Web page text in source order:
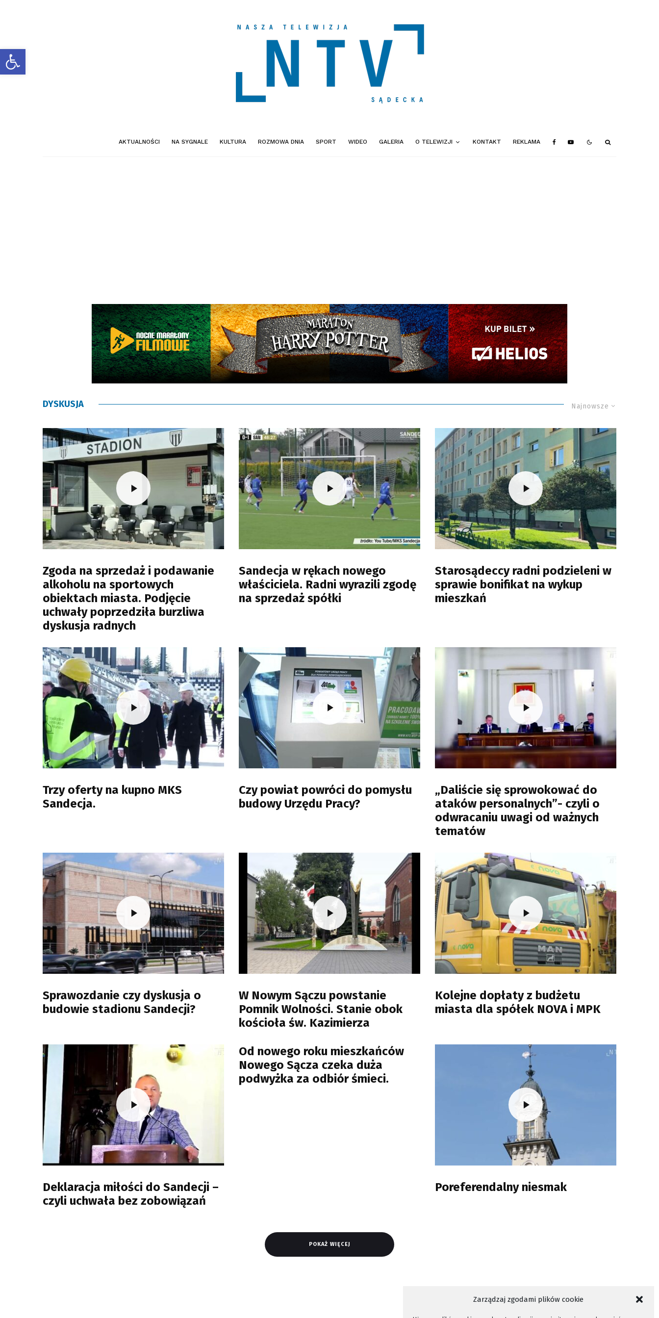
Otwórz pasek narzędzi
Zarządzaj zgodami plików cookie
AKTUALNOŚCI NA SYGNALE KULTURA ROZMOWA DNIA SPORT WIDEO GALERIA O TELEWIZJI KONTAKT REKLAMA
Najnowsze
DYSKUSJA
Zgoda na sprzedaż i podawanie
alkoholu na sportowych
obiektach miasta. Podjęcie
uchwały poprzedziła burzliwa
dyskusja radnych
Sandecja w rękach nowego
właściciela. Radni wyrazili zgodę
na sprzedaż spółki
Starosądeccy radni podzieleni w
sprawie bonifikat na wykup
mieszkań
Trzy oferty na kupno MKS
Sandecja.
Czy powiat powróci do pomysłu
budowy Urzędu Pracy?
„Daliście się sprowokować do
ataków personalnych”- czyli o
odwracaniu uwagi od ważnych
tematów
Sprawozdanie czy dyskusja o
budowie stadionu Sandecji?
W Nowym Sączu powstanie
Pomnik Wolności. Stanie obok
kościoła św. Kazimierza
Kolejne dopłaty z budżetu
miasta dla spółek NOVA i MPK
Deklaracja miłości do Sandecji –
czyli uchwała bez zobowiązań
Od nowego roku mieszkańców
Nowego Sącza czeka duża
podwyżka za odbiór śmieci.
Poreferendalny niesmak
POKAŻ WIĘCEJ